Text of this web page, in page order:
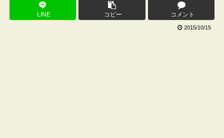
LINE コピー コメント
2015/10/15